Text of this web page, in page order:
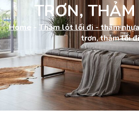
TRƠN,
Home - Thảm lót lối đi - thảm nhựa
trơn, thảm lối đi